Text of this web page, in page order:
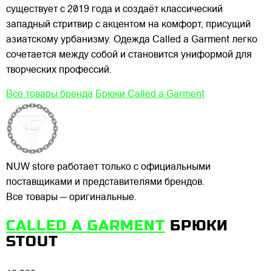
существует с 2019 года и создаёт классический
западный стритвир с акцентом на комфорт, присущий
азиатскому урбанизму. Одежда Called a Garment легко
сочетается между собой и становится униформой для
творческих профессий.
Все товары бренда Брюки Called a Garment
NUW store работает только с официальными
поставщиками и представителями брендов.
Все товары — оригинальные.
CALLED A GARMENT БРЮКИ
STOUT